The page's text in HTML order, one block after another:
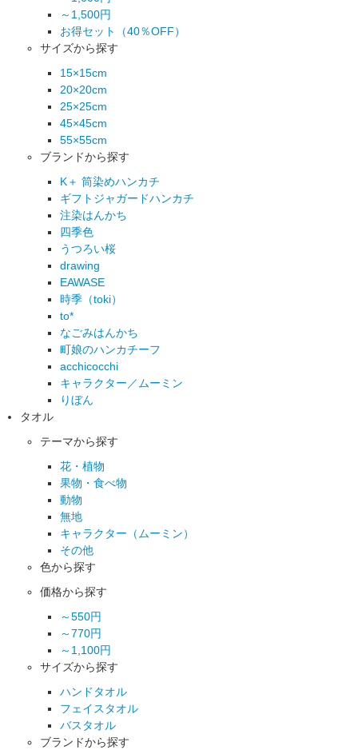
～1,500円
お得セット（40％OFF）
サイズから探す
15×15cm
20×20cm
25×25cm
45×45cm
55×55cm
ブランドから探す
K＋ 筒染めハンカチ
ギフトジャガードハンカチ
注染はんかち
四季色
うつろい桜
drawing
EAWASE
時季（toki）
to*
なごみはんかち
町娘のハンカチーフ
acchicocchi
キャラクター／ムーミン
りぼん
タオル
テーマから探す
花・植物
果物・食べ物
動物
無地
キャラクター（ムーミン）
その他
色から探す
価格から探す
～550円
～770円
～1,100円
サイズから探す
ハンドタオル
フェイスタオル
バスタオル
ブランドから探す